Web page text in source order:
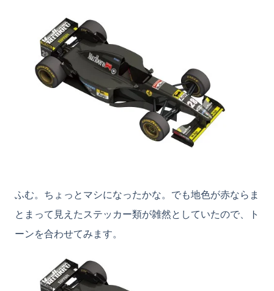
ふむ。ちょっとマシになったかな。でも地色が赤ならま
とまって見えたステッカー類が雑然としていたので、ト
ーンを合わせてみます。